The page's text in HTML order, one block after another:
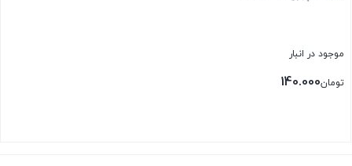
موجود در انبار
تومان140.000